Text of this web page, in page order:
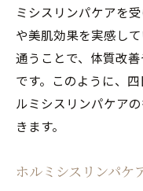
四日市市で
れる理由と
ホルミシス
徴
四日市市の
を取り戻す
ミシスリンパケアを
や美肌効果を実感し
通うことで、体質改
です。このように、
ルミシスリンパケア
きます。
ホルミシスリンパケ